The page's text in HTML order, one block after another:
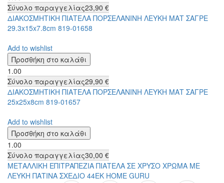
Σύνολο παραγγελίας23,90 €
ΔΙΑΚΟΣΜΗΤΙΚΗ ΠΙΑΤΕΛΑ ΠΟΡΣΕΛΑΝΙΝΗ ΛΕΥΚΗ ΜΑΤ ΣΑΓΡΕ
29.3x15x7.8cm 819-01658
Add to wishlist
1.00
Σύνολο παραγγελίας29,90 €
ΔΙΑΚΟΣΜΗΤΙΚΗ ΠΙΑΤΕΛΑ ΠΟΡΣΕΛΑΝΙΝΗ ΛΕΥΚΗ ΜΑΤ ΣΑΓΡΕ
25x25x8cm 819-01657
Add to wishlist
1.00
Σύνολο παραγγελίας30,00 €
ΜΕΤΑΛΛΙΚΗ ΕΠΙΤΡΑΠΕΖΙΑ ΠΙΑΤΕΛΑ ΣΕ ΧΡΥΣΟ ΧΡΩΜΑ ΜΕ
ΛΕΥΚΗ ΠΑΤΙΝΑ ΣΧΕΔΙΟ 44ΕΚ HOME GURU